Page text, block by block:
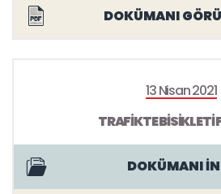
DOKÜMANI
13 Nisan 2021
TRAFİKTE BİSİKLETİ
DOKÜMANI